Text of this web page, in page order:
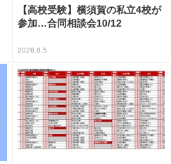
【高校受験】横須賀の私立4校が
参加…合同相談会10/12
2026.8.5